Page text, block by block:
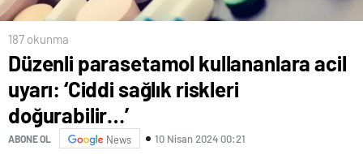
187 okunma
Düzenli parasetamol kullananlara acil
uyarı: ‘Ciddi sağlık riskleri
doğurabilir…’
ABONE OL News 10 Nisan 2024 00:21